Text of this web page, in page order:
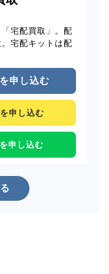
宅配買取」。配
宅配キットは配
申し込む
申し込む
申し込む